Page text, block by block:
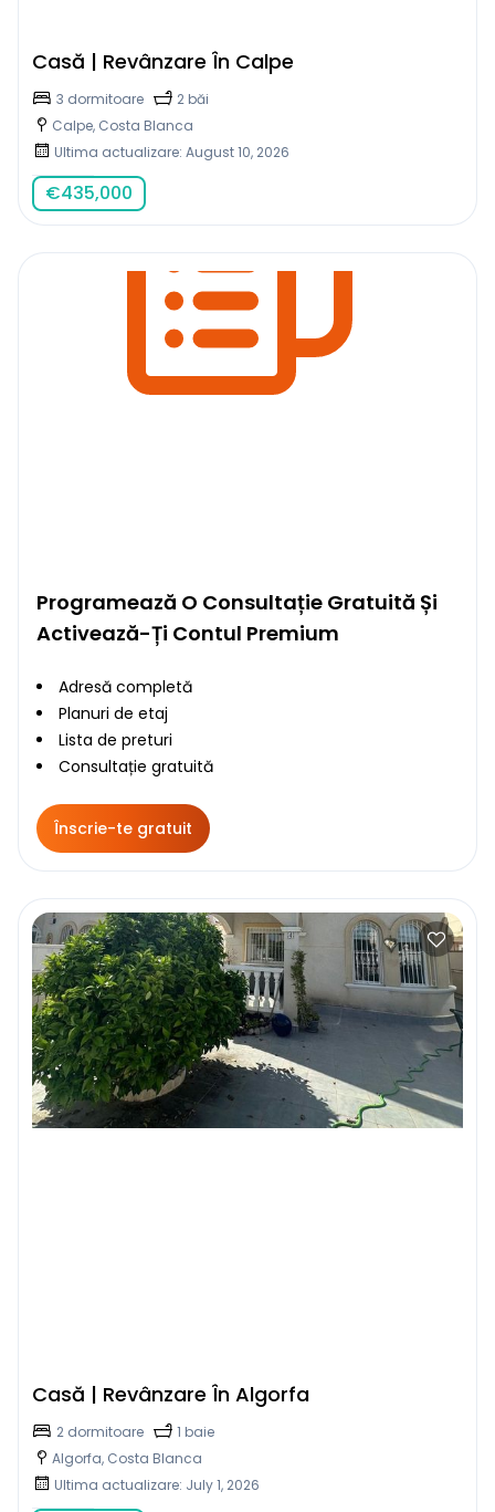
Casă | Revânzare În Calpe
3 dormitoare
2 băi
Calpe, Costa Blanca
Ultima actualizare: August 10, 2026
€435,000
Programează O Consultație Gratuită Și
Activează-Ți Contul Premium
Adresă completă
Planuri de etaj
Lista de preturi
Consultație gratuită
Înscrie-te gratuit
Casă | Revânzare În Algorfa
2 dormitoare
1 baie
Algorfa, Costa Blanca
Ultima actualizare: July 1, 2026